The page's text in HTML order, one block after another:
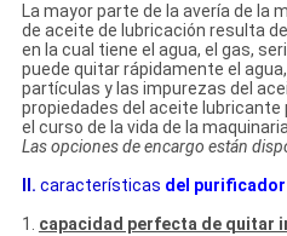
La mayor parte de la avería de la
de aceite de lubricación resulta
en la cual tiene el agua, el gas,
puede quitar rápidamente el
partículas y las impurezas del
propiedades del aceite
el curso de la vida de la
Las opciones de encargo están
II. características del
1. capacidad perfecta de quitar